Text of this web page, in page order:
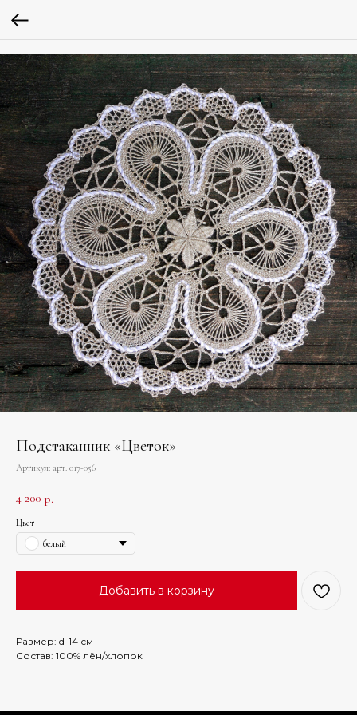
Подстаканник «Цветок»
Артикул: арт. 017-056
4 200 р.
Цвет
белый
Добавить в корзину
Размер: d-14 см
Состав: 100% лён/хлопок